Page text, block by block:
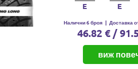
E E
Налични 6 броя | Доставка
46.82 € /
виж